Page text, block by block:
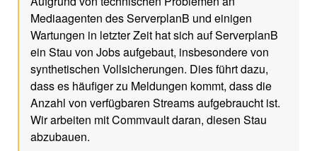
Mediaagenten des ServerplanB und einigen
Wartungen in letzter Zeit hat sich auf ServerplanB
ein Stau von Jobs aufgebaut, insbesondere von
synthetischen Vollsicherungen. Dies führt dazu,
dass es häufiger zu Meldungen kommt, dass die
Anzahl von verfügbaren Streams aufgebraucht ist.
Wir arbeiten mit Commvault daran, diesen Stau
abzubauen.